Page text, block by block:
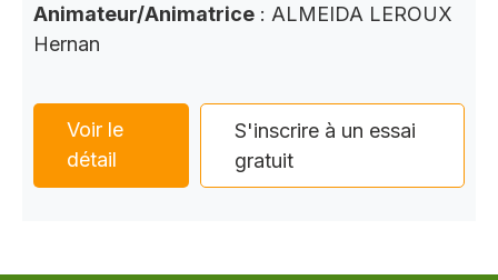
Animateur/Animatrice : ALMEIDA LEROUX
Hernan
Voir le
détail
S'inscrire à un essai
gratuit